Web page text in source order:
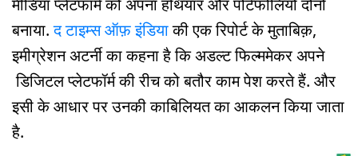
मीडिया प्लेटफॉर्म को अपना हथियार और पोर्टफोलियो दोनों
बनाया.द टाइम्स ऑफ़ इंडियाकी एक रिपोर्ट के मुताबिक़,
इमीग्रेशन अटर्नी का कहना है कि अडल्ट फिल्ममेकर अपने
डिजिटल प्लेटफॉर्म की रीच को बतौर काम पेश करते हैं. और
इसी के आधार पर उनकी काबिलियत का आकलन किया जाता
है.